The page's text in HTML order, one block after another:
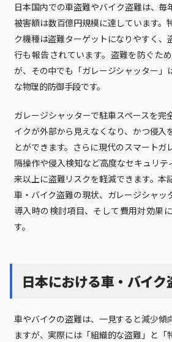
日本国内での車盗難やバイク盗難は、毎
被害額は数百億円規模に達しています。
ク機種は盗難ターゲットになりやすく、
行も報告されています。盗難を防ぐた
が、その中でも「ガレージシャッター」
な物理的防御手段です。
ガレージシャッターで駐車スペースを完
イクが外部から見えなくなり、かつ侵入
とができます。さらに現代のスマートガ
隔操作や侵入検知など高度なセキュリテ
来以上に盗難リスクを軽減できます。本
車・バイク盗難の現状、ガレージシャッ
導入時の検討項目、そして費用対効果
す。
日本における車・バイク
車やバイクの盗難は、一見すると減少傾
ますが、実際には「組織的な盗難」と「